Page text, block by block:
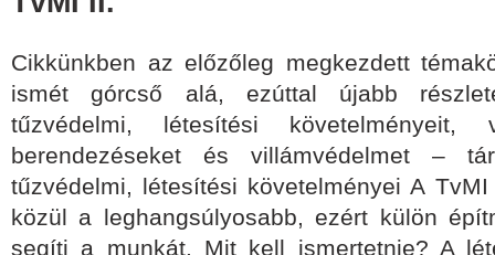
Cikkünkben az előzőleg megkezdett
ismét górcső alá, ezúttal újabb
tűzvédelmi, létesítési
berendezéseket és villámvédelmet –
tűzvédelmi, létesítési követelményei A
közül a leghangsúlyosabb, ezért külön
segíti a munkát. Mit kell ismertetnie? A